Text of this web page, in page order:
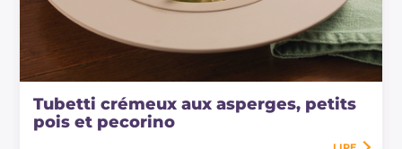
Tubetti crémeux aux asperges, petits
pois et pecorino